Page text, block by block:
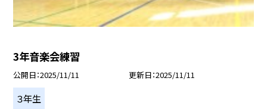
3年音楽会練習
公開日 2025/11/11 更新日 2025/11/11
３年生